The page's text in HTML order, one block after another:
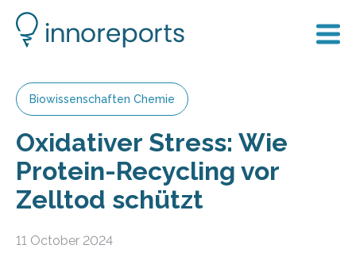
Biowissenschaften Chemie
Oxidativer Stress: Wie
Protein-Recycling vor
Zelltod schützt
11 October 2024